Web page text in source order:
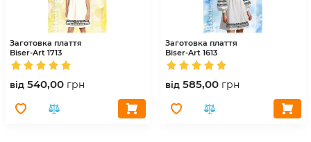
Заготовка плаття
Biser-Art 1713
вiд 540,00 грн
Заготовка плаття
Biser-Art 1613
вiд 585,00 грн